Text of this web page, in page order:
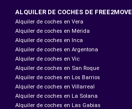
ALQUILER DE COCHES DE FREE2MOVE
Alquiler de coches en Vera
Alquiler de coches en Mérida
Alquiler de coches en Inca
Alquiler de coches en Argentona
Alquiler de coches en Vic
Alquiler de coches en San Roque
Alquiler de coches en Los Barrios
Alquiler de coches en Villarreal
Alquiler de coches en La Solana
Alquiler de coches en Las Gabias